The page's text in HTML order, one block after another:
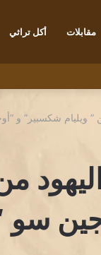
مقابلات أكل تراثي
” ويليام شكسبير” و
سو